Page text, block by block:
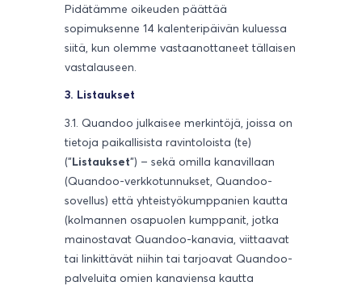
Pidätämme oikeuden päättää
sopimuksenne 14 kalenteripäivän kuluessa
siitä, kun olemme vastaanottaneet tällaisen
vastalauseen.
3. Listaukset
3.1. Quandoo julkaisee merkintöjä, joissa on
tietoja paikallisista ravintoloista (te)
("Listaukset") – sekä omilla kanavillaan
(Quandoo-verkkotunnukset, Quandoo-
sovellus) että yhteistyökumppanien kautta
(kolmannen osapuolen kumppanit, jotka
mainostavat Quandoo-kanavia, viittaavat
tai linkittävät niihin tai tarjoavat Quandoo-
palveluita omien kanaviensa kautta